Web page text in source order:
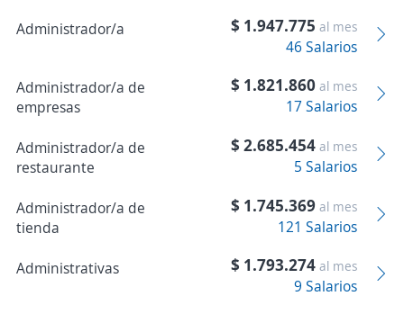
Administrador/a $ 1.947.775 al mes
46 Salarios
Administrador/a de
empresas
$ 1.821.860 al mes
17 Salarios
Administrador/a de
restaurante
$ 2.685.454 al mes
5 Salarios
Administrador/a de
tienda
$ 1.745.369 al mes
121 Salarios
Administrativas $ 1.793.274 al mes
9 Salarios